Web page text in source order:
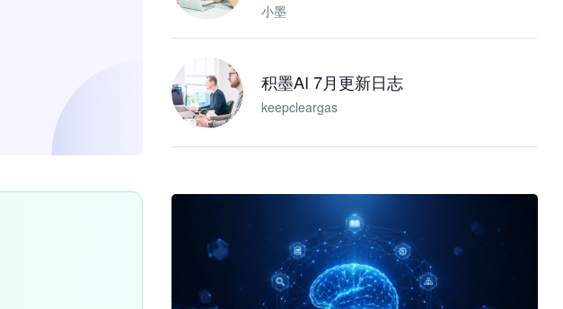
小墨
积墨AI 7月更新日志
keepcleargas